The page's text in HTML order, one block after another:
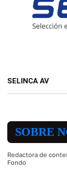
SELINCA AV
SOBRE
Redactora de
Fondo